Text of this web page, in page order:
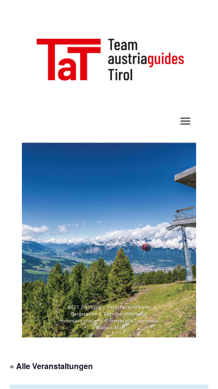
2021_0335.jpg | Patscherkofelbahn
Bergstation | Patscherkofelbahn
mountain station| © Innsbruck Tourismus
/ Markus Mair
« Alle Veranstaltungen